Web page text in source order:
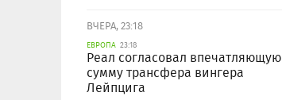
ВЧЕРА, 23:18
ЕВРОПА 23:18
Реал согласовал впечатляющую
сумму трансфера вингера
Лейпцига